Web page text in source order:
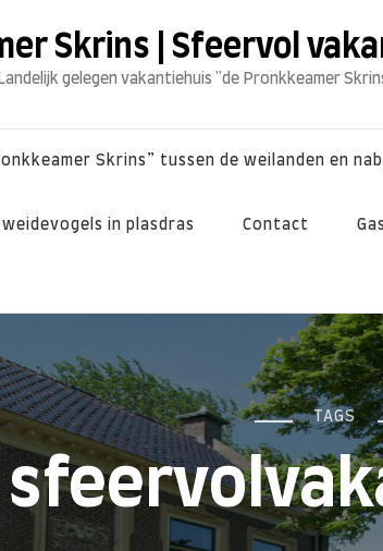
Skrins | Sfeervol
Landelijk gelegen vakantiehuis "de Pronkkeamer
Skrins” tussen de weilanden en
weidevogels in plasdras Contact
TAGS